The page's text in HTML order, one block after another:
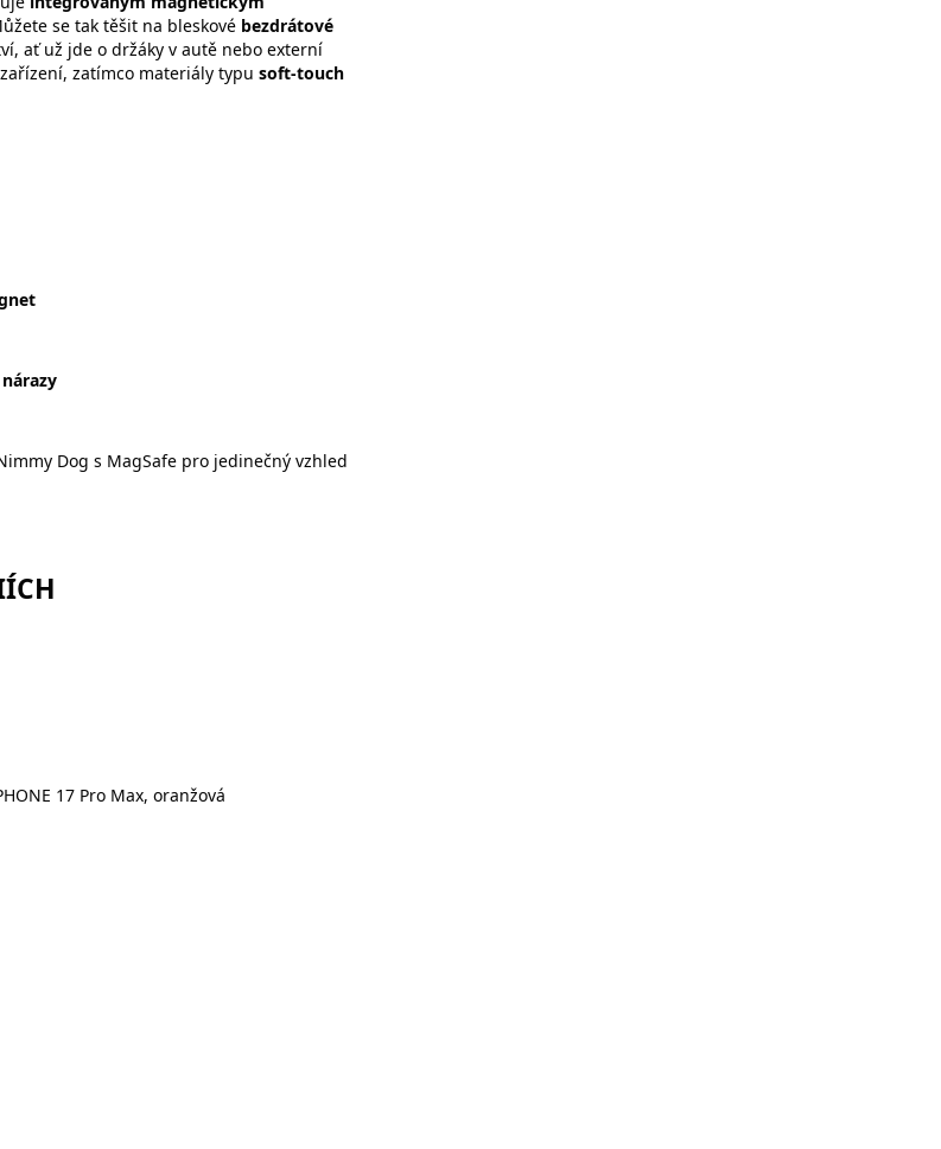
se tak těšit na bleskové bezdrátové
ať už jde o držáky v autě nebo externí
zatímco materiály typu soft-touch
Dog s MagSafe pro jedinečný vzhled
17 Pro Max, oranžová